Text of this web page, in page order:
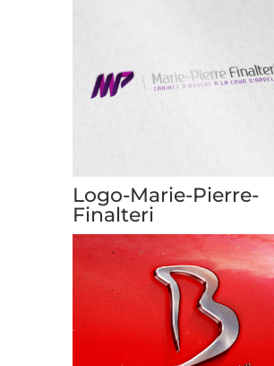
Logo-Marie-Pierre-
Finalteri